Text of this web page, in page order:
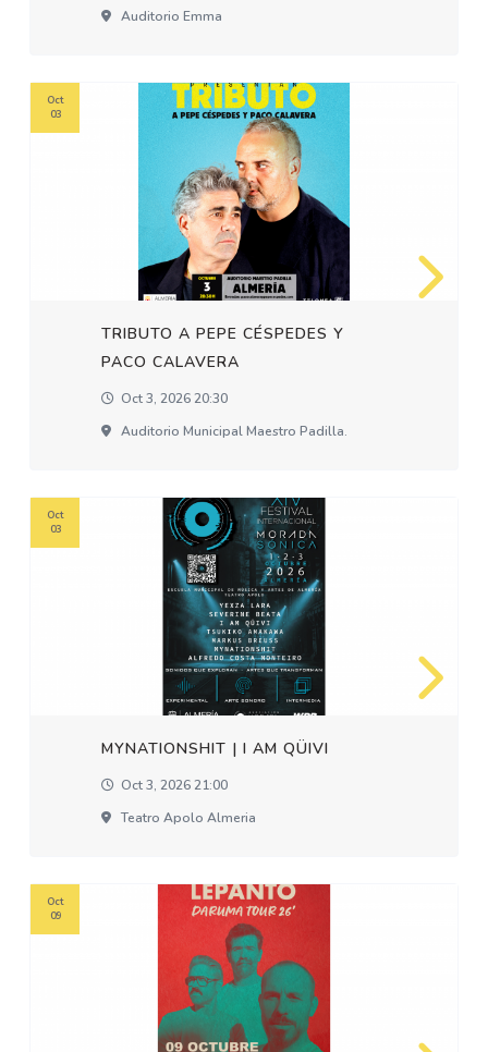
Auditorio Emma
TRIBUTO A PEPE CÉSPEDES Y
PACO CALAVERA
Oct 3, 2026 20:30
Auditorio Municipal Maestro Padilla.
Oct
03
MYNATIONSHIT | I AM QÜIVI
Oct 3, 2026 21:00
Teatro Apolo Almeria
Oct
03
Oct
09